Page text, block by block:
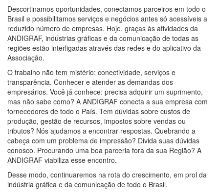
Descortinamos oportunidades, conectamos parceiros em todo o
Brasil e possibilitamos serviços e negócios antes só acessíveis a
reduzido número de empresas. Hoje, graças às atividades da
ANDIGRAF, indústrias gráficas e da comunicação de todas as
regiões estão interligadas através das redes e do aplicativo da
Associação.
O trabalho não tem mistério: conectividade, serviços e
transparência. Conhecer e atender as demandas dos
empresários. Você já conhece: precisa adquirir um suprimento,
mas não sabe como? A ANDIGRAF conecta a sua empresa com
fornecedores de todo o País. Tem dúvidas sobre custos de
produção, gestão de recursos, impostos sobre vendas ou
tributos? Nós ajudamos a encontrar respostas. Quebrando a
cabeça com um problema de impressão? Divida suas dúvidas
conosco. Procurando uma boa parceria fora da sua Região? A
ANDIGRAF viabiliza esse encontro.
Desse modo, continuaremos na rota do crescimento, em prol da
indústria gráfica e da comunicação de todo o Brasil.